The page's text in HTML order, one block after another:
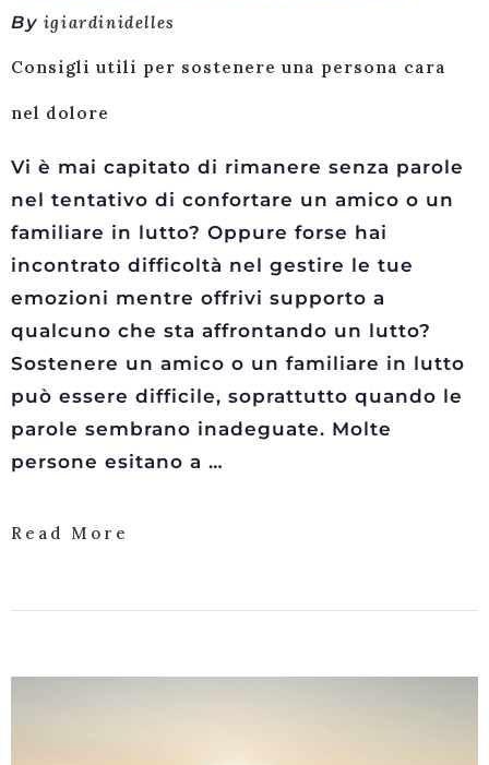
By igiardinidelles
Consigli utili per sostenere una persona cara
nel dolore
Vi è mai capitato di rimanere senza parole
nel tentativo di confortare un amico o un
familiare in lutto? Oppure forse hai
incontrato difficoltà nel gestire le tue
emozioni mentre offrivi supporto a
qualcuno che sta affrontando un lutto?
Sostenere un amico o un familiare in lutto
può essere difficile, soprattutto quando le
parole sembrano inadeguate. Molte
persone esitano a …
Read More